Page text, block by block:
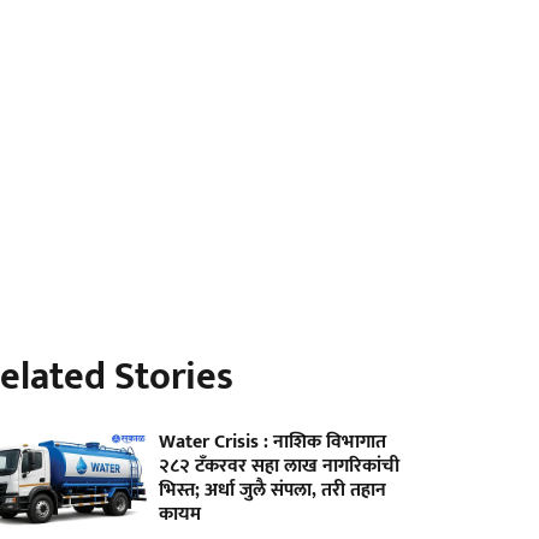
Stories
Water Crisis : नाशिक विभागात
२८२ टँकरवर सहा लाख नागरिकांची
भिस्त; अर्धा जुलै संपला, तरी तहान
कायम